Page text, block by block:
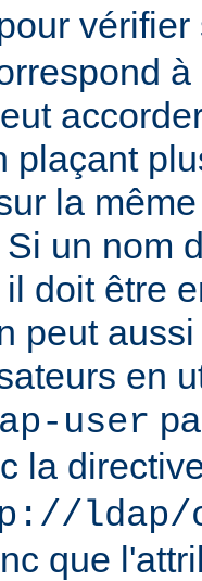
plaçant
la
un nom
doit être
peut
en
user
la
ldap/
que